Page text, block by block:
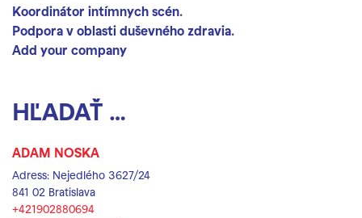
Koordinátor intímnych scén.
Podpora v oblasti duševného zdravia.
Add your company
Hľadať lokalitu
ADAM NOSKA
Adress: Nejedlého 3627/24
841 02 Bratislava
+421902880694